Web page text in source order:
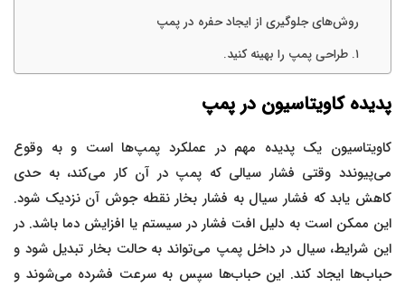
روش‌های جلوگیری از ایجاد حفره در پمپ
۱. طراحی پمپ را بهینه کنید.
پدیده کاویتاسیون در پمپ
کاویتاسیون یک پدیده مهم در عملکرد پمپ‌ها است و به وقوع
می‌پیوندد وقتی فشار سیالی که پمپ در آن کار می‌کند، به حدی
کاهش یابد که فشار سیال به فشار بخار نقطه جوش آن نزدیک شود.
این ممکن است به دلیل افت فشار در سیستم یا افزایش دما باشد. در
این شرایط، سیال در داخل پمپ می‌تواند به حالت بخار تبدیل شود و
حباب‌ها ایجاد کند. این حباب‌ها سپس به سرعت فشرده می‌شوند و